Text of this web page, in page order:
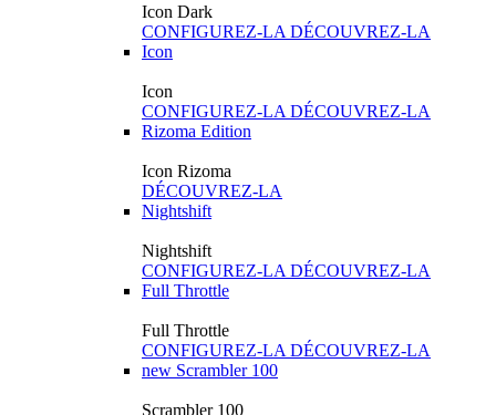
Icon Dark
CONFIGUREZ-LA DÉCOUVREZ-LA
Icon
Icon
CONFIGUREZ-LA DÉCOUVREZ-LA
Rizoma Edition
Icon Rizoma
DÉCOUVREZ-LA
Nightshift
Nightshift
CONFIGUREZ-LA DÉCOUVREZ-LA
Full Throttle
Full Throttle
CONFIGUREZ-LA DÉCOUVREZ-LA
new Scrambler 100
Scrambler 100